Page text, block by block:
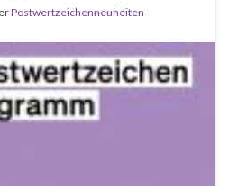
Postwertzeichenneuheiten